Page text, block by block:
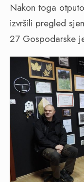
Nakon toga
izvršili pregled
27 Gospodarske